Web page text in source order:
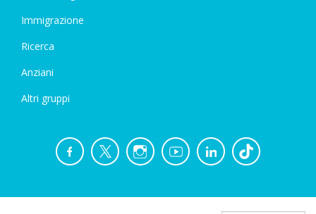
Immigrazione
Ricerca
Anziani
Altri gruppi